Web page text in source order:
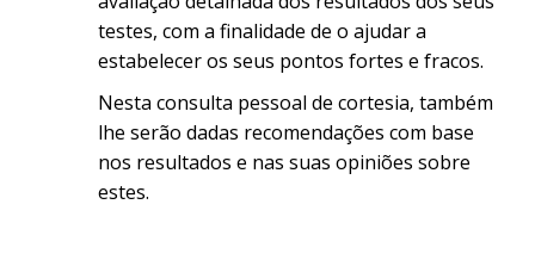
testes, com a finalidade de o ajudar a
estabelecer os seus pontos fortes e fracos.
Nesta consulta pessoal de cortesia, também
lhe serão dadas recomendações com base
nos resultados e nas suas opiniões sobre
estes.